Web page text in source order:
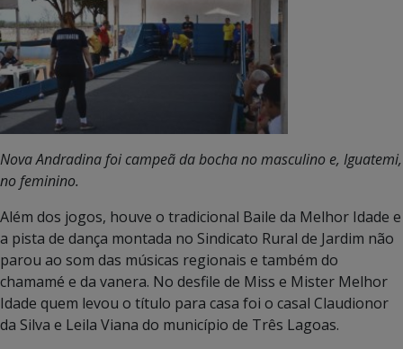
Nova Andradina foi campeã da bocha no masculino e, Iguatemi,
no feminino.
Além dos jogos, houve o tradicional Baile da Melhor Idade e
a pista de dança montada no Sindicato Rural de Jardim não
parou ao som das músicas regionais e também do
chamamé e da vanera. No desfile de Miss e Mister Melhor
Idade quem levou o título para casa foi o casal Claudionor
da Silva e Leila Viana do município de Três Lagoas.